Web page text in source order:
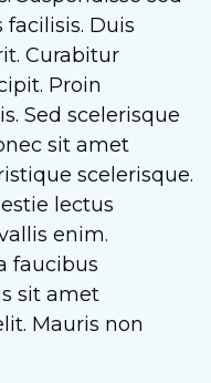
Duis
Curabitur
Proin
Sed scelerisque
sit amet
scelerisque.
lectus
enim.
faucibus
sit amet
Mauris non